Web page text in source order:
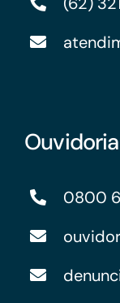
0800